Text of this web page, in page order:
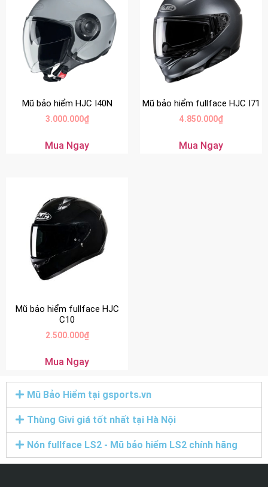
Mũ bảo hiểm HJC I40N
3.000.000₫
Mua Ngay
Mũ bảo hiểm fullface HJC I71
4.850.000₫
Mua Ngay
Mũ bảo hiểm fullface HJC
C10
2.500.000₫
Mua Ngay
Mũ Bảo Hiểm tại gsports.vn
Thùng Givi giá tốt nhất tại Hà Nội
Nón fullface LS2 - Mũ bảo hiểm LS2 chính hãng